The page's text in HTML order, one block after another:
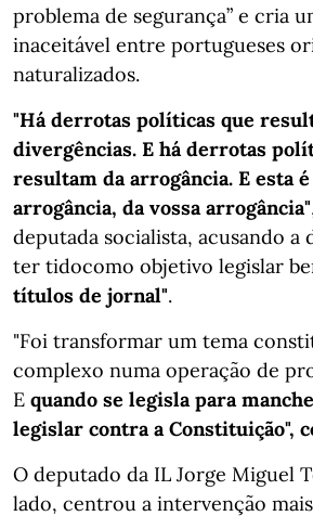
problema de segurança” e cria
inaceitável entre portugueses
naturalizados.
"Há derrotas políticas que
divergências. E há derrotas
resultam da arrogância. E esta
arrogância, da vossa arrogância"
deputada socialista, acusando a
ter tidocomo objetivo legislar
títulos de jornal".
"Foi transformar um tema
complexo numa operação de
E quando se legisla para
legislar contra a Constituição",
O deputado da IL Jorge Miguel
lado, centrou a intervenção